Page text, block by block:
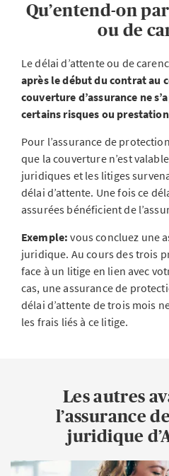
Qu’entend-on
ou de
Le délai d’attente ou de
après le début du contrat au
couverture d’assurance ne
certains risques ou
Pour l’assurance de
que la couverture n’est
juridiques et les litiges
délai d’attente. Une fois ce
assurées bénéficient de
Exemple: vous concluez une
juridique. Au cours des trois
face à un litige en lien avec
cas, une assurance de
délai d’attente de trois mois
les frais liés à ce litige.
Les autres
l’assurance
juridique